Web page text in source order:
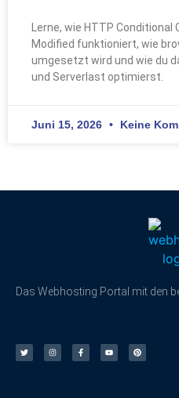
Lerne, wie HTTP
Modified funktioniert, wie
umgesetzt wird und wie du
und Serverlast optimierst.
Juni 15, 2026 Keine
Das Webhosting Portal mit den